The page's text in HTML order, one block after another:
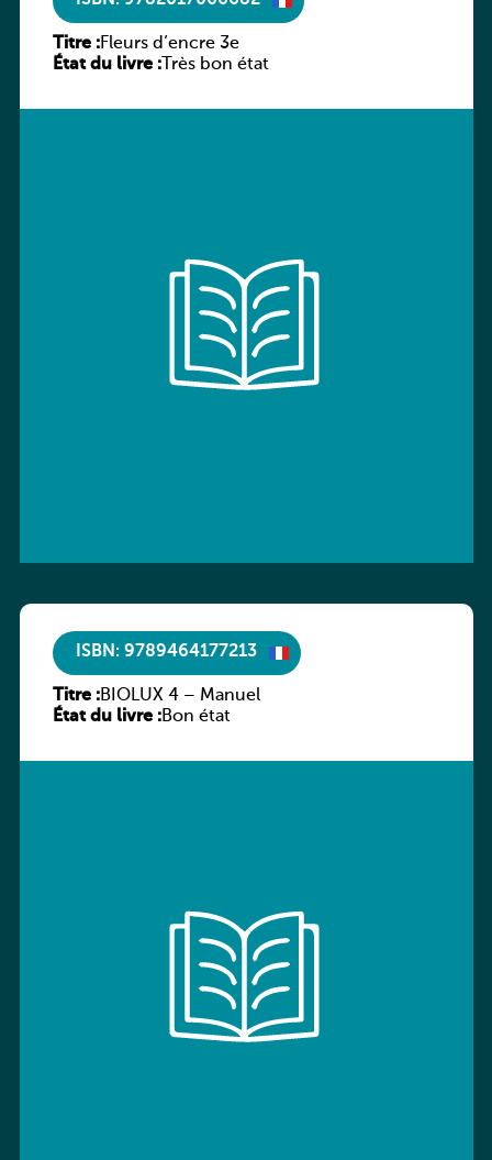
Titre :Fleurs d’encre 3e
État du livre :Très bon état
ISBN: 9789464177213
Titre :BIOLUX 4 – Manuel
État du livre :Bon état